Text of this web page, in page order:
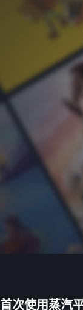
首次使用蒸汽